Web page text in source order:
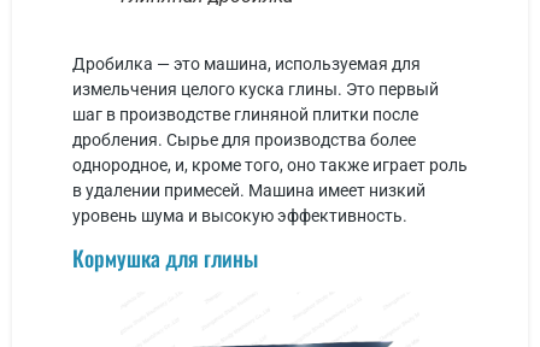
Дробилка — это машина, используемая для
измельчения целого куска глины. Это первый
шаг в производстве глиняной плитки после
дробления. Сырье для производства более
однородное, и, кроме того, оно также играет роль
в удалении примесей. Машина имеет низкий
уровень шума и высокую эффективность.
Кормушка для глины